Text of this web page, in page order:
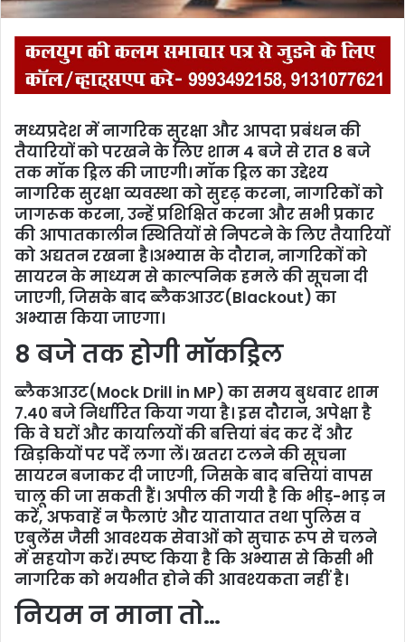
मध्यप्रदेश में नागरिक सुरक्षा और आपदा प्रबंधन की
तैयारियों को परखने के लिए शाम 4 बजे से रात 8 बजे
तक मॉक ड्रिल की जाएगी। मॉक ड्रिल का उद्देश्य
नागरिक सुरक्षा व्यवस्था को सुदृढ़ करना, नागरिकों को
जागरूक करना, उन्हें प्रशिक्षित करना और सभी प्रकार
की आपातकालीन स्थितियों से निपटने के लिए तैयारियों
को अद्यतन रखना है।अभ्यास के दौरान, नागरिकों को
सायरन के माध्यम से काल्पनिक हमले की सूचना दी
जाएगी, जिसके बाद ब्लैकआउट(Blackout) का
अभ्यास किया जाएगा।
8 बजे तक होगी मॉकड्रिल
ब्लैकआउट(Mock Drill in MP) का समय बुधवार शाम
7.40 बजे निर्धारित किया गया है। इस दौरान, अपेक्षा है
कि वे घरों और कार्यालयों की बत्तियां बंद कर दें और
खिड़कियों पर पर्दे लगा लें। खतरा टलने की सूचना
सायरन बजाकर दी जाएगी, जिसके बाद बत्तियां वापस
चालू की जा सकती हैं। अपील की गयी है कि भीड़-भाड़ न
करें, अफवाहें न फैलाएं और यातायात तथा पुलिस व
एबुलेंस जैसी आवश्यक सेवाओं को सुचारू रूप से चलने
में सहयोग करें। स्पष्ट किया है कि अभ्यास से किसी भी
नागरिक को भयभीत होने की आवश्यकता नहीं है।
नियम न माना तो…